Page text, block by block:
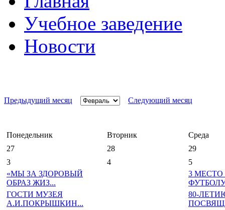
Учебное заведение
Новости
Предыдущий месяц Следующий месяц
Понедельник Вторник
Среда
27
28
29
3
«МЫ ЗА ЗДОРОВЫЙ
ОБРАЗ ЖИЗ...
ГОСТИ МУЗЕЯ
А.И.ПОКРЫШКИН...
4
5
3
80-